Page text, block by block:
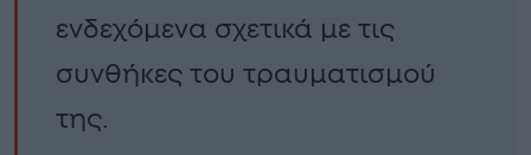
ενδεχόμενα σχετικά με τις
συνθήκες του τραυματισμού
της.